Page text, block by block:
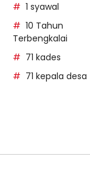
1 syawal
10 Tahun
Terbengkalai
71 kades
71 kepala desa